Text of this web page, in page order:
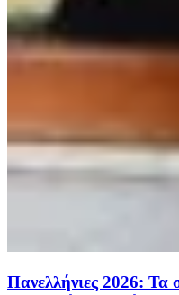
Πανελλήνιες 2026: Τα